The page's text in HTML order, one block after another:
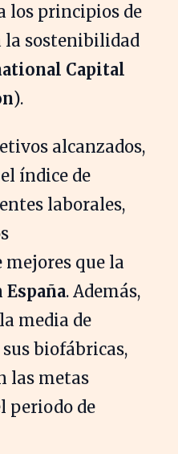
los principios de
la sostenibilidad
Capital
).
alcanzados,
índice de
laborales,
que la
España. Además,
media de
biofábricas,
las metas
periodo de